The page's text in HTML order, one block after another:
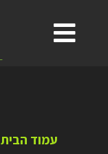
עמוד הבית